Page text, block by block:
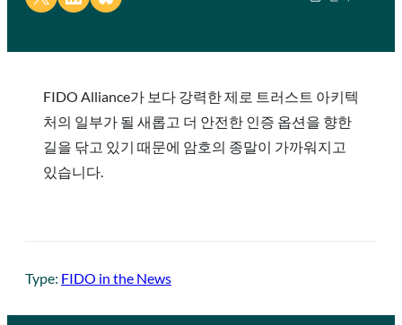
FIDO Alliance가 보다 강력한 제로 트러스트 아키텍
처의 일부가 될 새롭고 더 안전한 인증 옵션을 향한
길을 닦고 있기 때문에 암호의 종말이 가까워지고
있습니다.
Type: FIDO in the News